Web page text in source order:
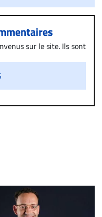
sur le site. Ils sont
de modération,
vous dérange, prenez
(info@droit-